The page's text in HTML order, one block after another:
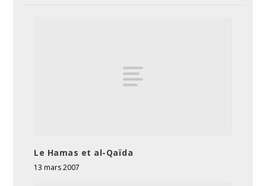
Le Hamas et al-Qaïda
13 mars 2007